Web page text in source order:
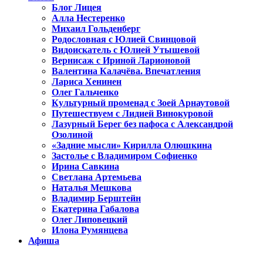
Блог Лицея
Алла Нестеренко
Михаил Гольденберг
Родословная с Юлией Свинцовой
Видоискатель с Юлией Утышевой
Вернисаж с Ириной Ларионовой
Валентина Калачёва. Впечатления
Лариса Хенинен
Олег Гальченко
Культурный променад с Зоей Арнаутовой
Путешествуем с Лидией Винокуровой
Лазурный Берег без пафоса с Александрой
Озолиной
«Задние мысли» Кирилла Олюшкина
Застолье с Владимиром Софиенко
Ирина Савкина
Светлана Артемьева
Наталья Мешкова
Владимир Берштейн
Екатерина Габалова
Олег Липовецкий
Илона Румянцева
Афиша